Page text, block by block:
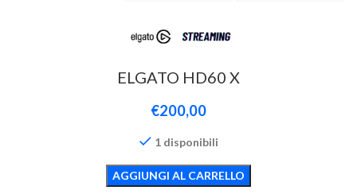
ELGATO HD60 X
€200,00
1 disponibili
AGGIUNGI AL CARRELLO